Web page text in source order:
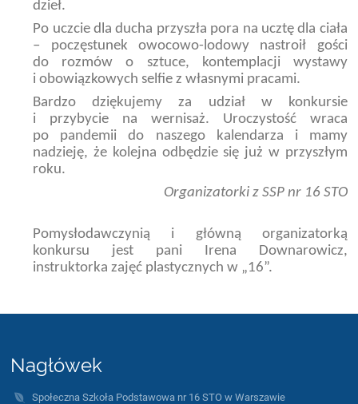
dzieł.
Po uczcie dla ducha przyszła pora na ucztę dla ciała
– poczęstunek owocowo-lodowy nastroił gości
do rozmów o sztuce, kontemplacji wystawy
i obowiązkowych selfie z własnymi pracami.
Bardzo dziękujemy za udział w konkursie
i przybycie na wernisaż. Uroczystość wraca
po pandemii do naszego kalendarza i mamy
nadzieję, że kolejna odbędzie się już w przyszłym
roku.
Organizatorki z SSP nr 16 STO
Pomysłodawczynią i główną organizatorką
konkursu jest pani Irena Downarowicz,
instruktorka zajęć plastycznych w „16”.
Nagłówek
Społeczna Szkoła Podstawowa nr 16 STO w Warszawie